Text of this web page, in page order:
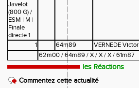
Javelot
(800 G) /
ESM | M |
Finale
directe 1
1
64m89 VERNEDE Victor
62m00 / 64m89 / X / X / X / 61m87
les Réactions
Commentez cette actualité